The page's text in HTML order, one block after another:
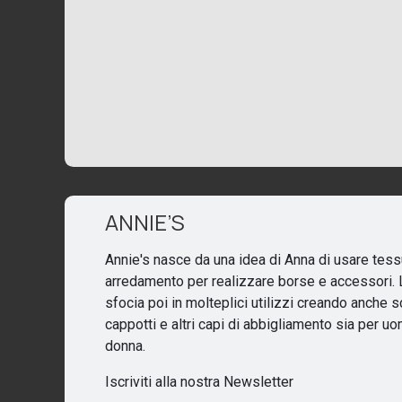
ANNIE’S
Annie's nasce da una idea di Anna di usare
arredamento per realizzare borse e accessori.
sfocia poi in molteplici utilizzi creando anche
cappotti e altri capi di abbigliamento sia per
donna.
Iscriviti alla nostra Newsletter